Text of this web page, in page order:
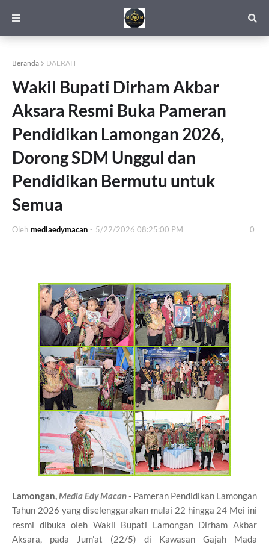
Beranda DAERAH
Wakil Bupati Dirham Akbar
Aksara Resmi Buka Pameran
Pendidikan Lamongan 2026,
Dorong SDM Unggul dan
Pendidikan Bermutu untuk
Semua
Oleh mediaedymacan - 5/22/2026 08:25:00 PM 0
Lamongan,Media Edy Macan- Pameran Pendidikan Lamongan
Tahun 2026 yang diselenggarakan mulai 22 hingga 24 Mei ini
resmi dibuka oleh Wakil Bupati Lamongan Dirham Akbar
Aksara, pada Jum'at (22/5) di Kawasan Gajah Mada